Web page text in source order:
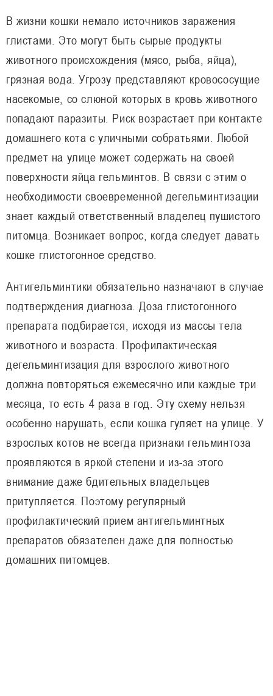
В жизни кошки немало источников заражения
глистами. Это могут быть сырые продукты
животного происхождения (мясо, рыба, яйца),
грязная вода. Угрозу представляют кровососущие
насекомые, со слюной которых в кровь животного
попадают паразиты. Риск возрастает при контакте
домашнего кота с уличными собратьями. Любой
предмет на улице может содержать на своей
поверхности яйца гельминтов. В связи с этим о
необходимости своевременной дегельминтизации
знает каждый ответственный владелец пушистого
питомца. Возникает вопрос, когда следует давать
кошке глистогонное средство.
Антигельминтики обязательно назначают в случае
подтверждения диагноза. Доза глистогонного
препарата подбирается, исходя из массы тела
животного и возраста. Профилактическая
дегельминтизация для взрослого животного
должна повторяться ежемесячно или каждые три
месяца, то есть 4 раза в год. Эту схему нельзя
особенно нарушать, если кошка гуляет на улице. У
взрослых котов не всегда признаки гельминтоза
проявляются в яркой степени и из-за этого
внимание даже бдительных владельцев
притупляется. Поэтому регулярный
профилактический прием антигельминтных
препаратов обязателен даже для полностью
домашних питомцев.